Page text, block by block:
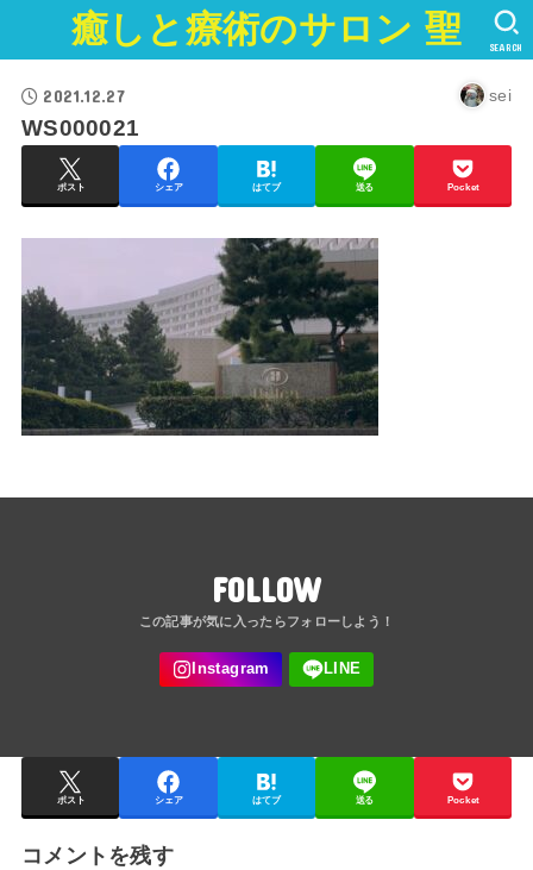
癒しと療術のサロン 聖 SEARCH
2021.12.27 sei
WS000021
ポスト シェア はてブ 送る Pocket
FOLLOW
ポスト シェア はてブ 送る Pocket
コメントを残す